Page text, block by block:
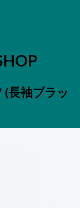
(長袖ブラッ